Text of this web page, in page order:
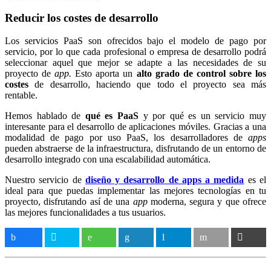
Reducir los costes de desarrollo
Los servicios PaaS son ofrecidos bajo el modelo de pago por
servicio, por lo que cada profesional o empresa de desarrollo podrá
seleccionar aquel que mejor se adapte a las necesidades de su
proyecto deapp. Esto aporta un alto grado de control sobre los
costes de desarrollo, haciendo que todo el proyecto sea más
rentable.
Hemos hablado de qué es PaaSy por qué es un servicio muy
interesante para el desarrollo de aplicaciones móviles. Gracias a una
modalidad de pago por uso PaaS, los desarrolladores de apps
pueden abstraerse de la infraestructura, disfrutando de un entorno de
desarrollo integrado con una escalabilidad automática.
Nuestro servicio de diseño y desarrollo de apps a medida es el
ideal para que puedas implementar las mejores tecnologías en tu
proyecto, disfrutando así de una appmoderna, segura y que ofrece
las mejores funcionalidades a tus usuarios.